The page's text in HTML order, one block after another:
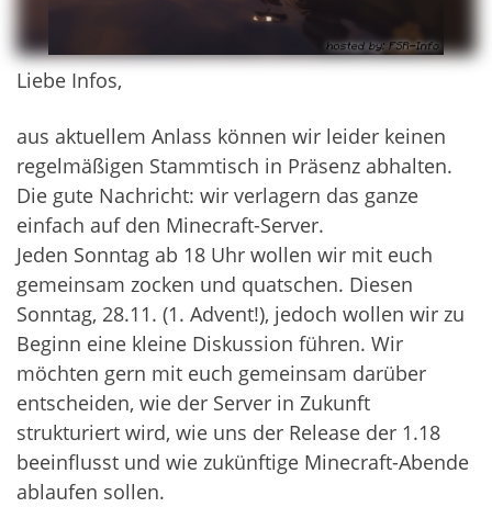
Liebe Infos,
aus aktuellem Anlass können wir leider keinen
regelmäßigen Stammtisch in Präsenz abhalten.
Die gute Nachricht: wir verlagern das ganze
einfach auf den Minecraft-Server.
Jeden Sonntag ab 18 Uhr wollen wir mit euch
gemeinsam zocken und quatschen. Diesen
Sonntag, 28.11. (1. Advent!), jedoch wollen wir zu
Beginn eine kleine Diskussion führen. Wir
möchten gern mit euch gemeinsam darüber
entscheiden, wie der Server in Zukunft
strukturiert wird, wie uns der Release der 1.18
beeinflusst und wie zukünftige Minecraft-Abende
ablaufen sollen.